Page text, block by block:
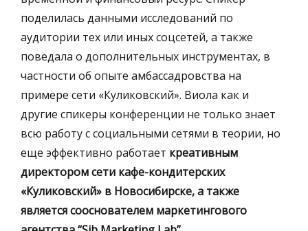
поделилась данными исследований по
аудитории тех или иных соцсетей, а также
поведала о дополнительных инструментах, в
частности об опыте амбассадровства на
примере сети «Куликовский». Виола как и
другие спикеры конференции не только знает
всю работу с социальными сетями в теории, но
еще эффективно работает креативным
директором сети кафе-кондитерских
«Куликовский» в Новосибирске, а также
является сооснователем маркетингового